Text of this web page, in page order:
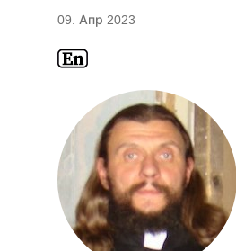
09. Апр 2023